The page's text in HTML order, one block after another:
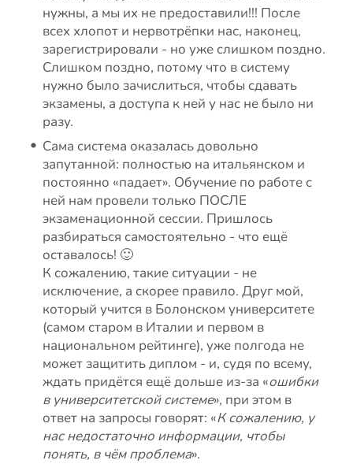
нужны, а мы их не предоставили!!! После
всех хлопот и нервотрёпки нас, наконец,
зарегистрировали - но уже слишком поздно.
Слишком поздно, потому что в систему
нужно было зачислиться, чтобы сдавать
экзамены, а доступа к ней у нас не было ни
разу.
Сама система оказалась довольно
запутанной: полностью на итальянском и
постоянно «падает». Обучение по работе с
ней нам провели только ПОСЛЕ
экзаменационной сессии. Пришлось
разбираться самостоятельно - что ещё
оставалось! 🙂
К сожалению, такие ситуации - не
исключение, а скорее правило. Друг мой,
который учится в Болонском университете
(самом старом в Италии и первом в
национальном рейтинге), уже полгода не
может защитить диплом - и, судя по всему,
ждать придётся ещё дольше из-за «ошибки
в университетской системе», при этом в
ответ на запросы говорят: «К сожалению, у
нас недостаточно информации, чтобы
понять, в чём проблема».